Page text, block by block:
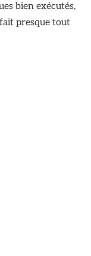
bien exécutés,
presque tout